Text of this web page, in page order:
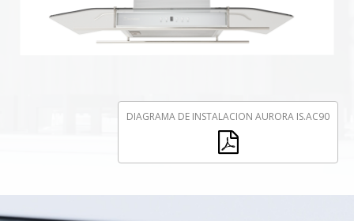
DIAGRAMA DE INSTALACION AURORA IS.AC90